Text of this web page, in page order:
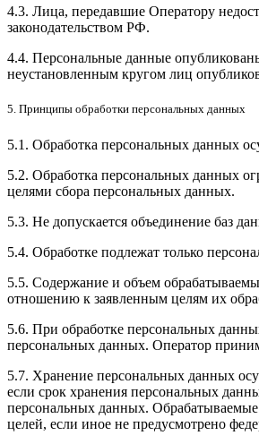
4.3. Лица, передавшие Оператору
законодательством РФ.
4.4. Персональные данные
неустановленным кругом лиц
5. Принципы обработки персональных данных
5.1. Обработка персональных данных
5.2. Обработка персональных данных
целями сбора персональных данных.
5.3. Не допускается объединение баз
5.4. Обработке подлежат только
5.5. Содержание и объем
отношению к заявленным целям их
5.6. При обработке персональных
персональных данных. Оператор
5.7. Хранение персональных данных
если срок хранения персональных
персональных данных.
целей, если иное не предусмотрено